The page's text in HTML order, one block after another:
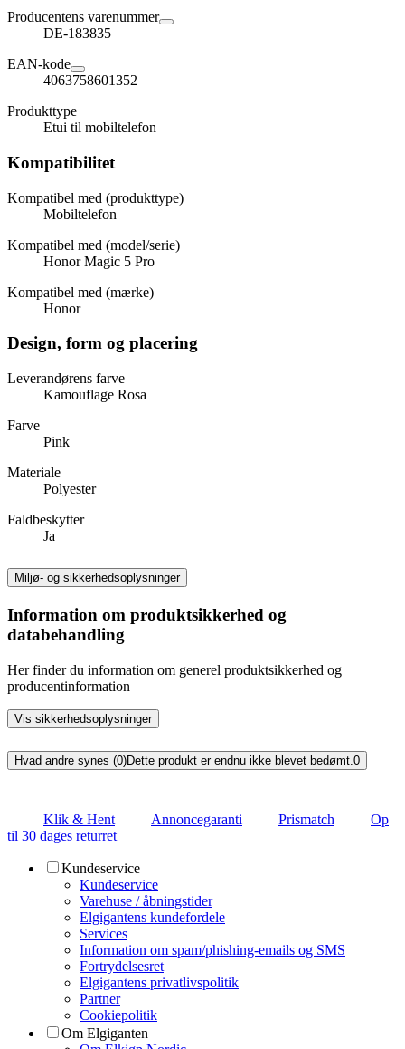
Producentens varenummer
DE-183835
EAN-kode
4063758601352
Produkttype
Etui til mobiltelefon
Kompatibilitet
Kompatibel med (produkttype)
Mobiltelefon
Kompatibel med (model/serie)
Honor Magic 5 Pro
Kompatibel med (mærke)
Honor
Design, form og placering
Leverandørens farve
Kamouflage Rosa
Farve
Pink
Materiale
Polyester
Faldbeskytter
Ja
Miljø- og sikkerhedsoplysninger
Information om produktsikkerhed og
databehandling
Her finder du information om generel produktsikkerhed og
producentinformation
Vis sikkerhedsoplysninger
Hvad andre synes (0)Dette produkt er endnu ikke blevet bedømt.0
Klik & Hent Annoncegaranti Prismatch
Op
til 30 dages returret
Kundeservice
Kundeservice
Varehuse / åbningstider
Elgigantens kundefordele
Services
Information om spam/phishing-emails og SMS
Fortrydelsesret
Elgigantens privatlivspolitik
Partner
Cookiepolitik
Om Elgiganten